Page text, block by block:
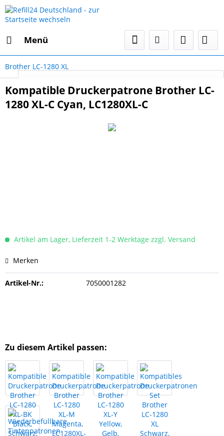
Menü
Brother LC-1280 XL
Kompatible Druckerpatrone Brother LC-
1280 XL-C Cyan, LC1280XL-C
Artikel am Lager, Lieferzeit 1-2 Werktage zzgl. Versand
Merken
Artikel-Nr.: 7050001282
Zu diesem Artikel passen: